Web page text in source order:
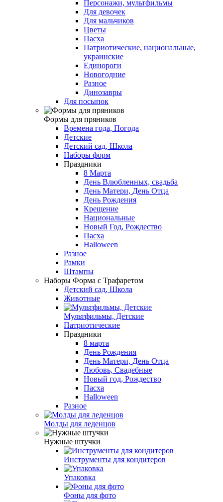
Персонажи, мультфильмы
Для девочек
Для мальчиков
Цветы
Пасха
Патриотические, национальные,
украинские
Единороги
Новогодние
Разное
Динозавры
Для посыпок
Формы для пряников
Времена года, Погода
Детские
Детский сад, Школа
Наборы форм
Праздники
8 Марта
День Влюбленных, свадьба
День Матери, День Отца
День Рождения
Крещение
Национальные
Новый Год, Рождество
Пасха
Halloween
Разное
Рамки
Штампы
Наборы Форма с Трафаретом
Детский сад, Школа
Животные
Мультфильмы, Детские
Патриотические
Праздники
8 марта
День Рождения
День Матери, День Отца
Любовь, Свадебные
Новый год, Рождество
Пасха
Halloween
Разное
Молды для леденцов
Нужные штучки
Инструменты для кондитеров
Упаковка
Фоны для фото